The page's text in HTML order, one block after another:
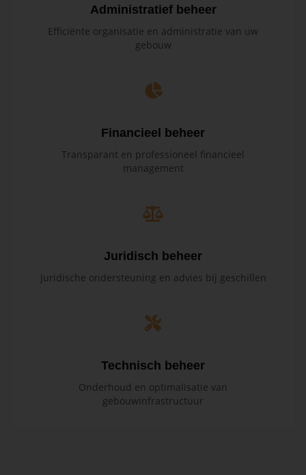
Administratief beheer
Efficiënte organisatie en administratie van uw
gebouw
Financieel beheer
Transparant en professioneel financieel
management
Juridisch beheer
Juridische ondersteuning en advies bij geschillen
Technisch beheer
Onderhoud en optimalisatie van
gebouwinfrastructuur